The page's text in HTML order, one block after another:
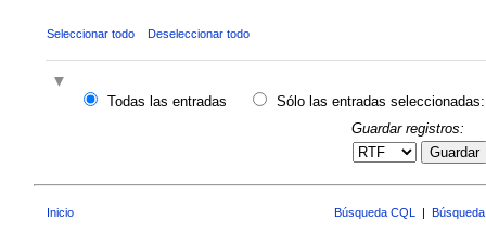
Seleccionar todo Deseleccionar todo
Todas las entradas
Sólo las entradas seleccionadas:
Guardar registros:
Guardar
Inicio Búsqueda CQL